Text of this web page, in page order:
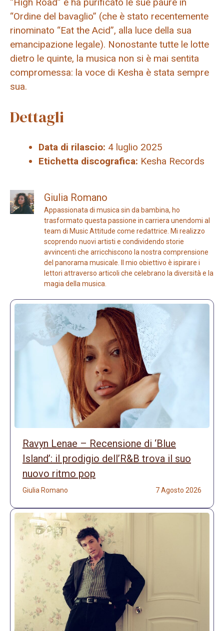
“Ordine del bavaglio” (che è stato recentemente
rinominato “Eat the Acid”, alla luce della sua
emancipazione legale). Nonostante tutte le lotte
dietro le quinte, la musica non si è mai sentita
compromessa: la voce di Kesha è stata sempre
sua.
Dettagli
Data di rilascio: 4 luglio 2025
Etichetta discografica: Kesha Records
Giulia Romano
Appassionata di musica sin da bambina, ho
trasformato questa passione in carriera unendomi al
team di Music Attitude come redattrice. Mi realizzo
scoprendo nuovi artisti e condividendo storie
avvincenti che arricchiscono la nostra comprensione
del panorama musicale. Il mio obiettivo è ispirare i
lettori attraverso articoli che celebrano la diversità e la
magia della musica.
Ravyn Lenae – Recensione di ‘Blue
Island’: il prodigio dell’R&B trova il suo
nuovo ritmo pop
Giulia Romano 7 Agosto 2026